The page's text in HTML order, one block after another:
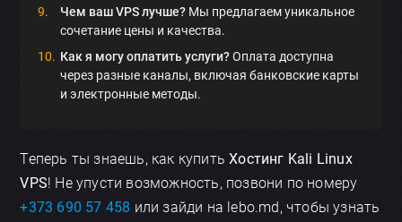
Чем ваш VPS лучше? Мы предлагаем уникальное
сочетание цены и качества.
Как я могу оплатить услуги?Оплата доступна
через разные каналы, включая банковские карты
и электронные методы.
Теперь ты знаешь, как купитьХостинг Kali Linux
VPS! Не упусти возможность, позвони по номеру
+373 690 57 458 или зайди на lebo.md, чтобы узнать